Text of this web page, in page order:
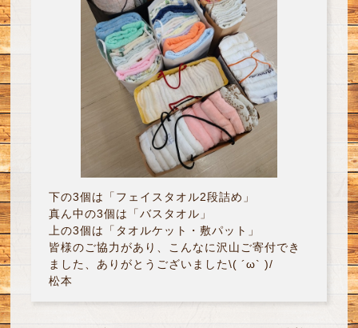
下の3個は「フェイスタオル2段詰め」
真ん中の3個は「バスタオル」
上の3個は「タオルケット・敷パット」
皆様のご協力があり、こんなに沢山ご寄付でき
ました、ありがとうございました\( ´ω` )/
松本